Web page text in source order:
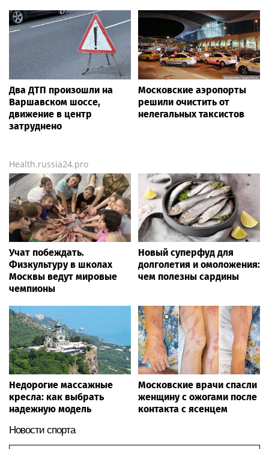
Два ДТП произошли на
Варшавском шоссе,
движение в центр
затруднено
Московские аэропорты
решили очистить от
нелегальных таксистов
Health.russia24.pro
Учат побеждать.
Физкультуру в школах
Москвы ведут мировые
чемпионы
Новый суперфуд для
долголетия и омоложения:
чем полезны сардины
Недорогие массажные
кресла: как выбрать
надежную модель
Московские врачи спасли
женщину с ожогами после
контакта с ясенцем
Новости спорта